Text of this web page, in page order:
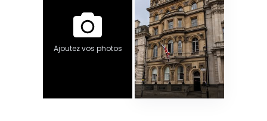
Ajoutez vos photos